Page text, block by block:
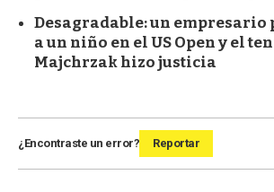
Desagradable: un empresario
a un niño en el US Open y el
Majchrzak hizo justicia
¿Encontraste un error? Reportar